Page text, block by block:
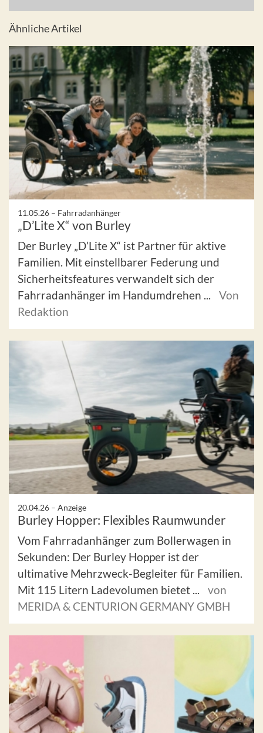
Ähnliche Artikel
11.05.26 – Fahrradanhänger
„D’Lite X“ von Burley
Der Burley „D’Lite X“ ist Partner für aktive
Familien. Mit einstellbarer Federung und
Sicherheitsfeatures verwandelt sich der
Fahrradanhänger im Handumdrehen ...
Von
Redaktion
20.04.26 – Anzeige
Burley Hopper: Flexibles Raumwunder
Vom Fahrradanhänger zum Bollerwagen in
Sekunden: Der Burley Hopper ist der
ultimative Mehrzweck-Begleiter für Familien.
Mit 115 Litern Ladevolumen bietet ...
von
MERIDA & CENTURION GERMANY GMBH